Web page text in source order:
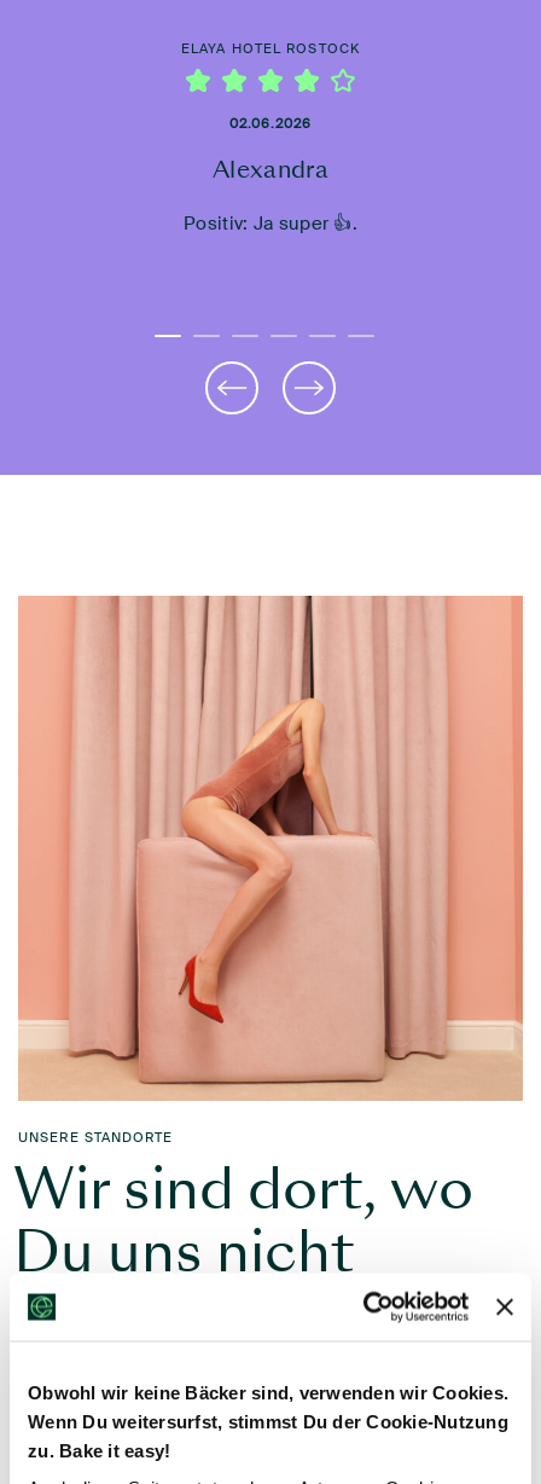
Obwohl wir keine Bäcker sind, verwenden wir Cookies.
Wenn Du weitersurfst, stimmst Du der Cookie-Nutzung
zu. Bake it easy!
ELAYA HOTEL ROSTOCK
02.06.2026
Alexandra
Positiv: Ja super 👍.
UNSERE STANDORTE
Wir sind dort, wo
Du uns nicht
immer erwartest.
Wer sagt eigentlich, dass es Lifestyle Hotels nur in
coolen Städten gibt? Und wer definiert eigentlich „cool“?
Eben. Die elaya hotels, Trademark Collection by